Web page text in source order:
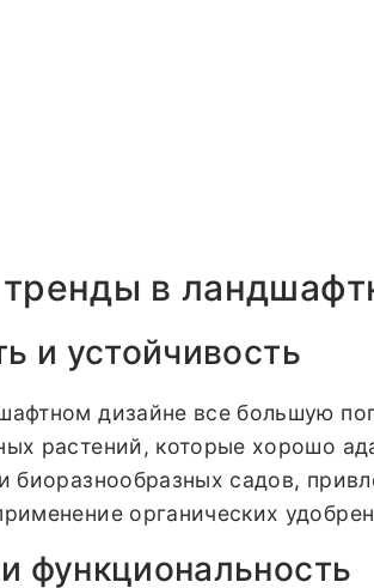
в
и устойчивость
дизайне все большую
растений, которые хорошо
биоразнообразных садов,
органических
функциональность